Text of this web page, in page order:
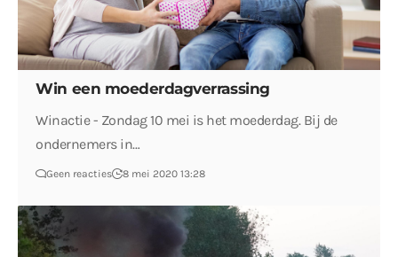
Win een moederdagverrassing
Winactie - Zondag 10 mei is het moederdag. Bij de
ondernemers in…
Geen reacties 8 mei 2020 13:28